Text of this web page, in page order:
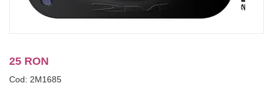
25 RON
Cod: 2M1685